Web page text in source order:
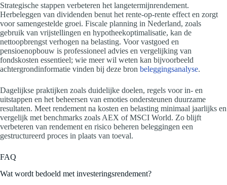
Strategische stappen verbeteren het langetermijnrendement.
Herbeleggen van dividenden benut het rente-op-rente effect en zorgt
voor samengestelde groei. Fiscale planning in Nederland, zoals
gebruik van vrijstellingen en hypotheekoptimalisatie, kan de
nettoopbrengst verhogen na belasting. Voor vastgoed en
pensioenopbouw is professioneel advies en vergelijking van
fondskosten essentieel; wie meer wil weten kan bijvoorbeeld
achtergrondinformatie vinden bij deze bron beleggingsanalyse.
Dagelijkse praktijken zoals duidelijke doelen, regels voor in- en
uitstappen en het beheersen van emoties ondersteunen duurzame
resultaten. Meet rendement na kosten en belasting minimaal jaarlijks en
vergelijk met benchmarks zoals AEX of MSCI World. Zo blijft
verbeteren van rendement en risico beheren beleggingen een
gestructureerd proces in plaats van toeval.
FAQ
Wat wordt bedoeld met investeringsrendement?